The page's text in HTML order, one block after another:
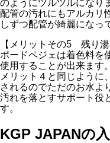
のようにツルツルになり
配管の汚れにもアルカリ
しずつ配管が綺麗になっ
【メリットその5 残り湯
ポードペジェは着色料を
使用することが出来ます。
メリット４と同じように
されるのでただのお水よ
汚れを落とすサポート役
す。
KGP JAPANの